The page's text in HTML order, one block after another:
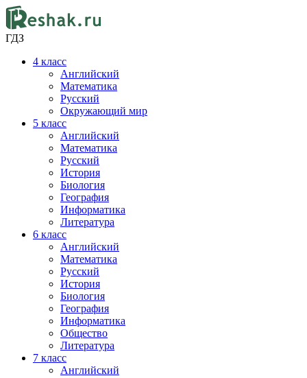
ГДЗ
4 класс
Английский
Математика
Русский
Окружающий мир
5 класс
Английский
Математика
Русский
История
Биология
География
Информатика
Литература
6 класс
Английский
Математика
Русский
История
Биология
География
Информатика
Общество
Литература
7 класс
Английский